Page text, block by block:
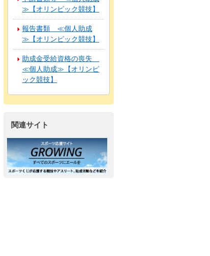
≫【オリンピック競技】
報告書類 ≪個人助成
≫【オリンピック競技】
助成金受給資格の喪失
≪個人助成≫【オリンピ
ック競技】
関連サイト